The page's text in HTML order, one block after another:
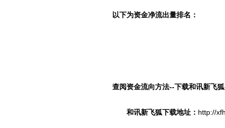
以下为资金净流出量排名：
查阅资金流向方法--下载和讯新飞
和讯新飞狐下载地址： http://